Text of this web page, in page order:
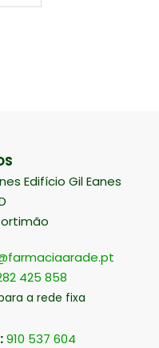
Edifício Gil Eanes
425 858
a rede fixa
910 537 604